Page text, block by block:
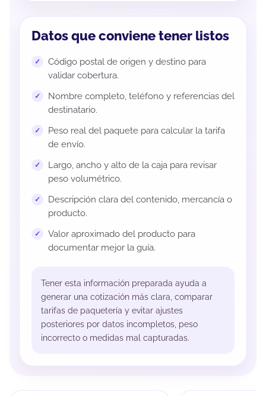
Datos que conviene tener listos
Código postal de origen y destino para
validar cobertura.
Nombre completo, teléfono y referencias del
destinatario.
Peso real del paquete para calcular la tarifa
de envío.
Largo, ancho y alto de la caja para revisar
peso volumétrico.
Descripción clara del contenido, mercancía o
producto.
Valor aproximado del producto para
documentar mejor la guía.
Tener esta información preparada ayuda a
generar una cotización más clara, comparar
tarifas de paquetería y evitar ajustes
posteriores por datos incompletos, peso
incorrecto o medidas mal capturadas.